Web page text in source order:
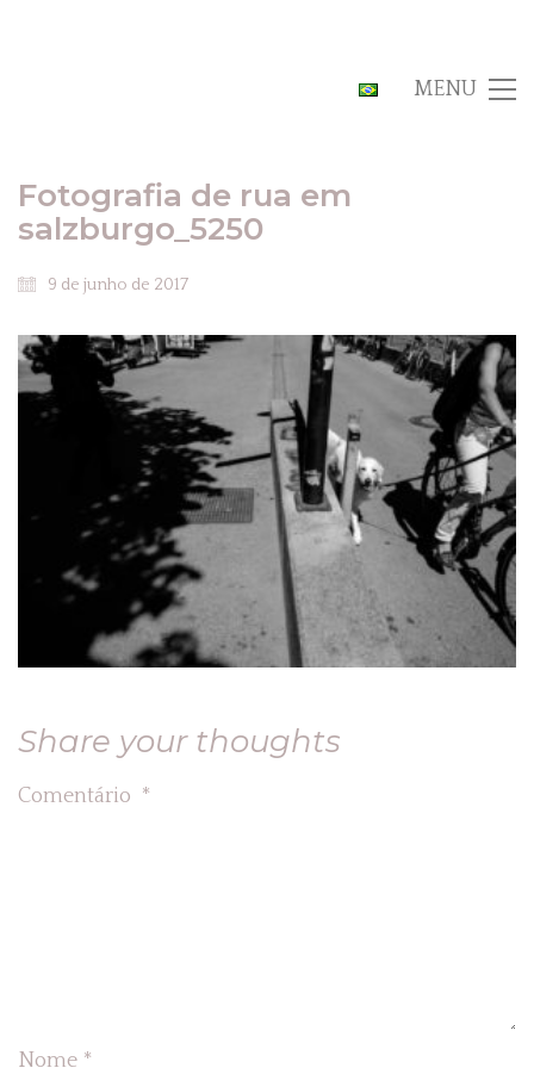
MENU
Fotografia de rua em
salzburgo_5250
9 de junho de 2017
Share your thoughts
Comentário *
Nome *